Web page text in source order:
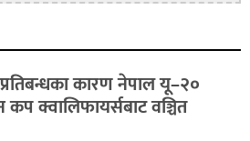
कारण नेपाल यू–२०
क्वालिफायर्सबाट वञ्चित